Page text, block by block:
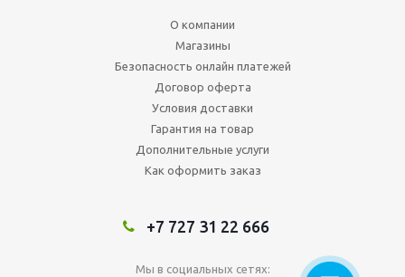
О компании
Магазины
Безопасность онлайн платежей
Договор оферта
Условия доставки
Гарантия на товар
Дополнительные услуги
Как оформить заказ
+7 727 31 22 666
Мы в социальных сетях: